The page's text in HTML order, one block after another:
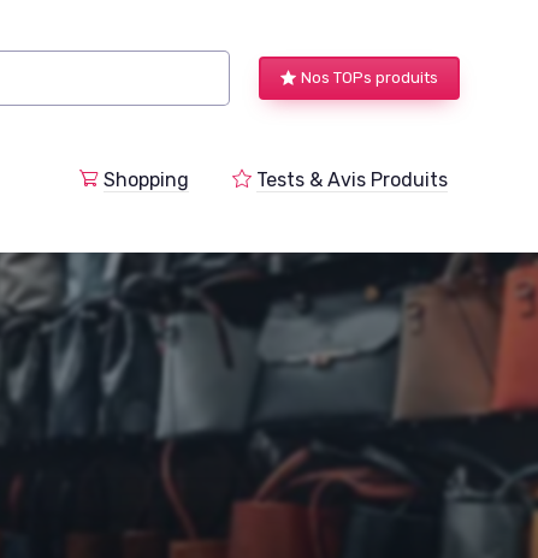
Nos TOPs produits
Shopping Tests & Avis Produits